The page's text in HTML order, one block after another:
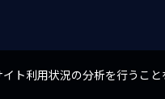
ト利用状況の分析を行うこと